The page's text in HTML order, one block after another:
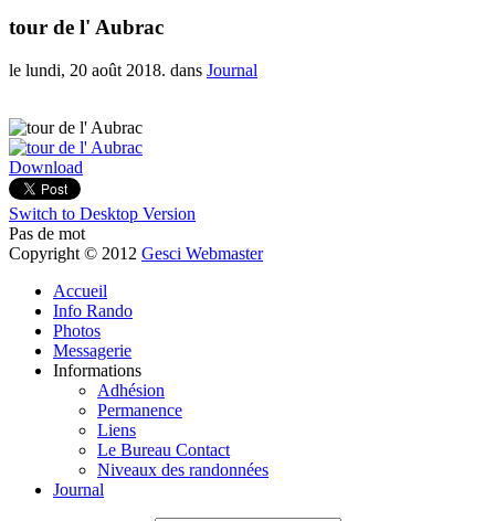
tour de l' Aubrac
le lundi, 20 août 2018. dans Journal
Download
Switch to Desktop Version
Pas de mot
Copyright © 2012 Gesci Webmaster
Accueil
Info Rando
Photos
Messagerie
Informations
Adhésion
Permanence
Liens
Le Bureau Contact
Niveaux des randonnées
Journal